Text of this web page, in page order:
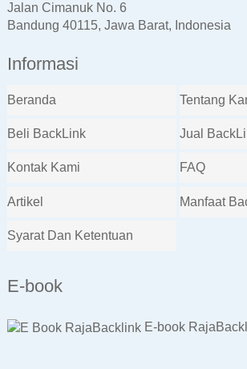
Jalan Cimanuk No. 6
Bandung 40115, Jawa Barat, Indonesia
Informasi
Beranda Tentang
Beli BackLink Jual
Kontak Kami FAQ
Artikel Manfaat
Syarat Dan Ketentuan
E-book
E-book